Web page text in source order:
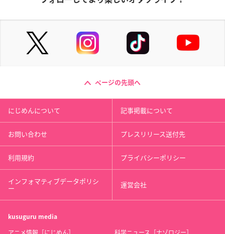
ページの先頭へ
にじめんについて 記事掲載について
お問い合わせ プレスリリース送付先
利用規約 プライバシーポリシー
インフォマティブデータポリシ
ー 運営会社
kusuguru media